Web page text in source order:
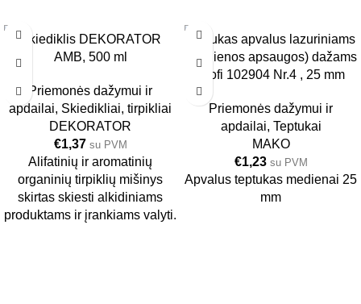
Skiediklis DEKORATOR
AMB, 500 ml
Priemonės dažymui ir
apdailai, Skiedikliai, tirpikliai
DEKORATOR
€1,37 su PVM
Alifatinių ir aromatinių
organinių tirpiklių mišinys
skirtas skiesti alkidiniams
produktams ir įrankiams valyti.
6 VNT.
25MM
Teptukas apvalus lazuriniams
(medienos apsaugos) dažams
Profi 102904 Nr.4 , 25 mm
Priemonės dažymui ir
apdailai, Teptukai
MAKO
€1,23 su PVM
Apvalus teptukas medienai 25
mm